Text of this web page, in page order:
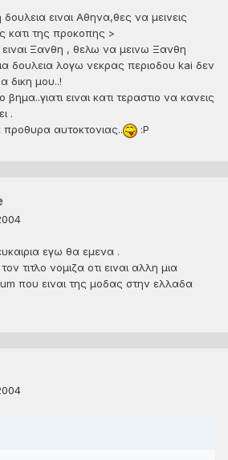
ειναι Αθηνα,θες να μεινεις
κατι της προκοπης >
ειναι Ξανθη , θελω να μεινω Ξανθη
δουλεια λογω νεκρας περιοδου kai δεν
δικη μου..!
ειναι κατι τεραστιο να κανεις
.
προθυρα αυτοκτονιας..
:P
εγω θα εμενα .
τιτλο νομιζα οτι ειναι αλλη μια
που ειναι της μοδας στην ελλαδα